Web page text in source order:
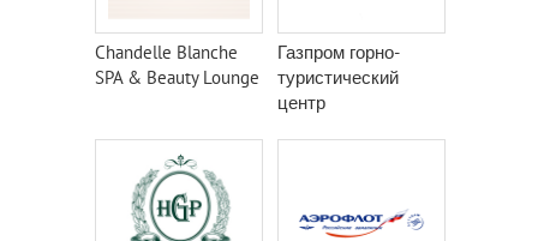
Chandelle Blanche
SPA & Beauty Lounge
Газпром горно-
туристический
центр